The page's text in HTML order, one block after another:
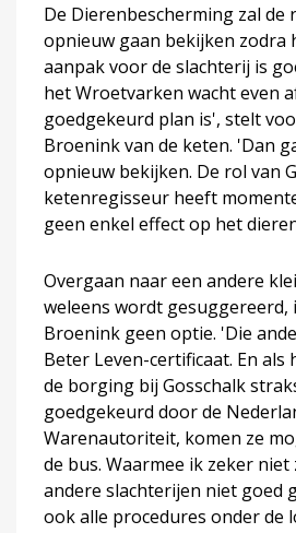
De Dierenbescherming zal de
opnieuw gaan bekijken zodra
aanpak voor de slachterij is
het Wroetvarken wacht even
goedgekeurd plan is', stelt
Broenink van de keten. 'Dan
opnieuw bekijken. De rol van
ketenregisseur heeft
geen enkel effect op het
Overgaan naar een andere
weleens wordt gesuggereerd,
Broenink geen optie. 'Die
Beter Leven-certificaat. En als
de borging bij Gosschalk
goedgekeurd door de
Warenautoriteit, komen ze
de bus. Waarmee ik zeker
andere slachterijen niet goed
ook alle procedures onder de